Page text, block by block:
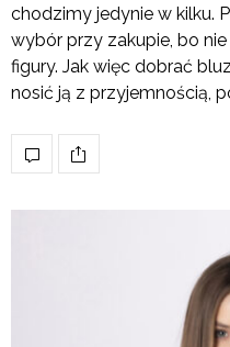
chodzimy jedynie w kilku.
wybór przy zakupie, bo
figury. Jak więc dobrać
nosić ją z przyjemnością,